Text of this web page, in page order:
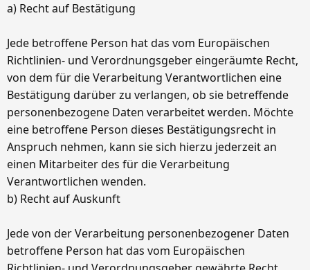
a) Recht auf Bestätigung
Jede betroffene Person hat das vom Europäischen
Richtlinien- und Verordnungsgeber eingeräumte Recht,
von dem für die Verarbeitung Verantwortlichen eine
Bestätigung darüber zu verlangen, ob sie betreffende
personenbezogene Daten verarbeitet werden. Möchte
eine betroffene Person dieses Bestätigungsrecht in
Anspruch nehmen, kann sie sich hierzu jederzeit an
einen Mitarbeiter des für die Verarbeitung
Verantwortlichen wenden.
b) Recht auf Auskunft
Jede von der Verarbeitung personenbezogener Daten
betroffene Person hat das vom Europäischen